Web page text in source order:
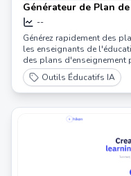
Générateur de Plan
--
Générez rapidement des
les enseignants de
des plans d'enseignement
Outils Éducatifs IA